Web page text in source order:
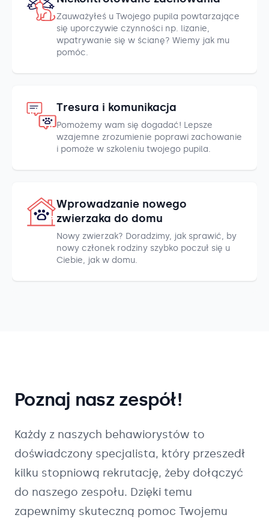
Zauważyłeś u Twojego pupila powtarzające
się uporczywie czynności np. lizanie,
wpatrywanie się w ścianę? Wiemy jak mu
pomóc.
Tresura i komunikacja
Pomożemy wam się dogadać! Lepsze
wzajemne zrozumienie poprawi zachowanie
i pomoże w szkoleniu twojego pupila.
Wprowadzanie nowego
zwierzaka do domu
Nowy zwierzak? Doradzimy, jak sprawić, by
nowy członek rodziny szybko poczuł się u
Ciebie, jak w domu.
Poznaj nasz zespół!
Każdy z naszych behawiorystów to
doświadczony specjalista, który przeszedł
kilku stopniową rekrutację, żeby dołączyć
do naszego zespołu. Dzięki temu
zapewnimy skuteczną pomoc Twojemu